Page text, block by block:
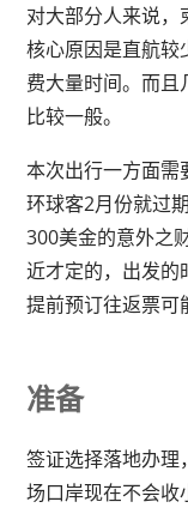
对大部分人来说，
核心原因是直航较
费大量时间。而
比较一般。
本次出行一方面需
环球客2月份就过
300美金的意外之
近才定的，出发的
提前预订往返票可
准备
签证选择落地办理
场口岸现在不会收